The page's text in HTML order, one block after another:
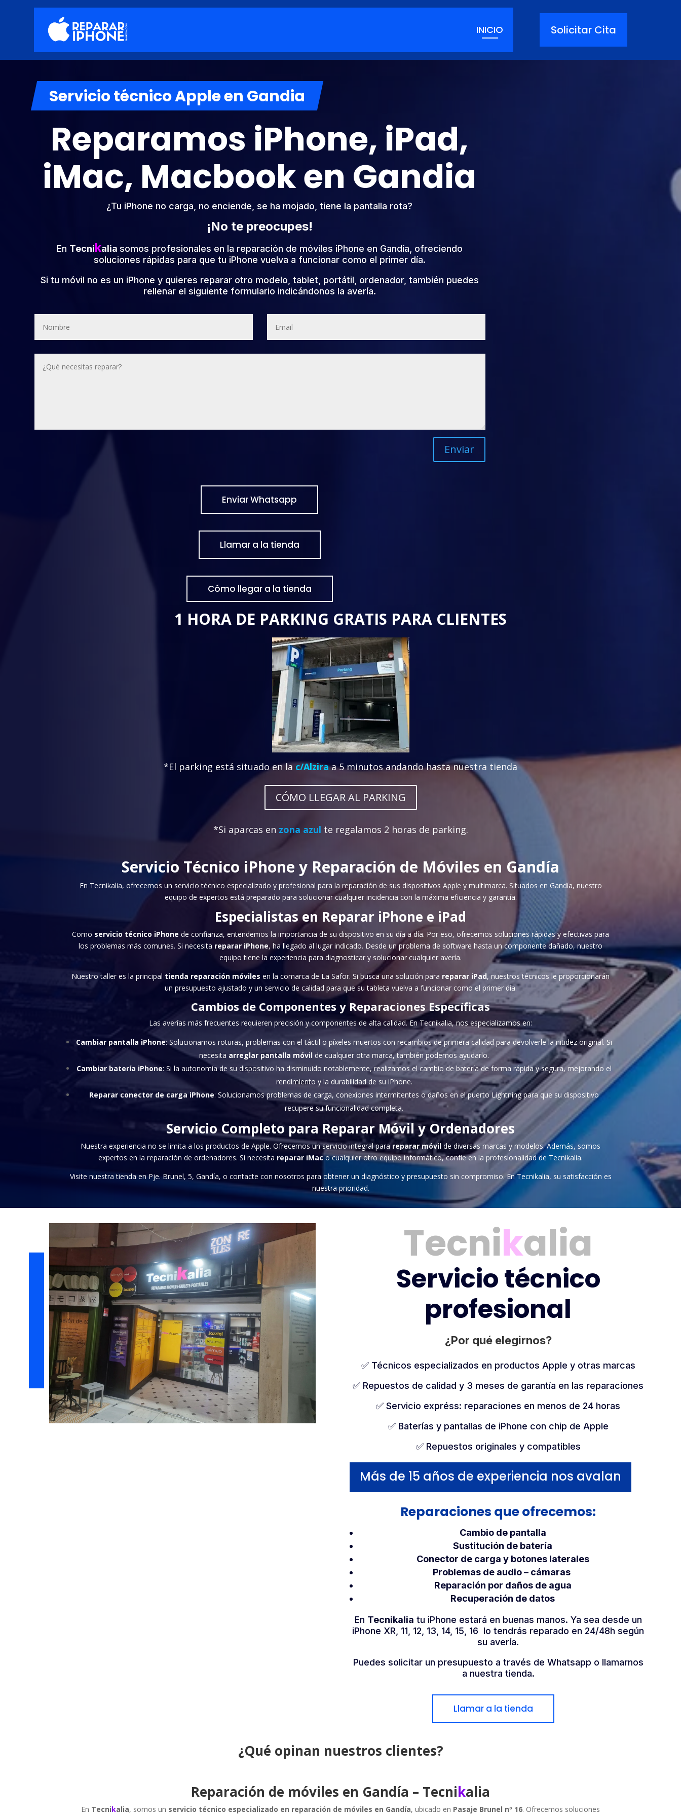
INICIO Solicitar Cita
Servicio técnico Apple en Gandia
Reparamos iPhone, iPad,
iMac, Macbooken Gandia
¿Tu iPhone no carga, no enciende, se ha mojado, tiene la pantalla rota?
¡No te preocupes!
En Tecnikalia somos profesionales en la reparación de móviles iPhone en Gandía, ofreciendo
soluciones rápidas para que tu iPhone vuelva a funcionar como el primer día.
Si tu móvil no es un iPhone y quieres reparar otro modelo, tablet, portátil, ordenador, también puedes
rellenar el siguiente formulario indicándonos la avería.
Enviar
Enviar Whatsapp
Llamar a la tienda
Cómo llegar a la tienda
1 HORA DE PARKING GRATIS PARA CLIENTES
*El parking está situado en lac/Alziraa 5 minutos andando hasta nuestra tienda
CÓMO LLEGAR AL PARKING
*Si aparcas en zona azul te regalamos 2 horas de parking.
Servicio Técnico iPhone y Reparación de Móviles en Gandía
En Tecnikalia, ofrecemos un servicio técnico especializado y profesional para la reparación de sus dispositivos Apple y multimarca. Situados en Gandía, nuestro
equipo de expertos está preparado para solucionar cualquier incidencia con la máxima eficiencia y garantía.
Especialistas en Reparar iPhone e iPad
Como servicio técnico iPhone de confianza, entendemos la importancia de su dispositivo en su día a día. Por eso, ofrecemos soluciones rápidas y efectivas para
los problemas más comunes. Si necesita reparar iPhone, ha llegado al lugar indicado. Desde un problema de software hasta un componente dañado, nuestro
equipo tiene la experiencia para diagnosticar y solucionar cualquier avería.
Nuestro taller es la principal tienda reparación móviles en la comarca de La Safor. Si busca una solución para reparar iPad, nuestros técnicos le proporcionarán
un presupuesto ajustado y un servicio de calidad para que su tableta vuelva a funcionar como el primer día.
Cambios de Componentes y Reparaciones Específicas
Las averías más frecuentes requieren precisión y componentes de alta calidad. En Tecnikalia, nos especializamos en:
Cambiar pantalla iPhone: Solucionamos roturas, problemas con el táctil o píxeles muertos con recambios de primera calidad para devolverle la nitidez original. Si
necesita arreglar pantalla móvil de cualquier otra marca, también podemos ayudarlo.
Cambiar batería iPhone: Si la autonomía de su dispositivo ha disminuido notablemente, realizamos el cambio de batería de forma rápida y segura, mejorando el
rendimiento y la durabilidad de su iPhone.
Reparar conector de carga iPhone: Solucionamos problemas de carga, conexiones intermitentes o daños en el puerto Lightning para que su dispositivo
recupere su funcionalidad completa.
Servicio Completo para Reparar Móvil y Ordenadores
Nuestra experiencia no se limita a los productos de Apple. Ofrecemos un servicio integral parareparar móvil de diversas marcas y modelos. Además, somos
expertos en la reparación de ordenadores. Si necesita reparar iMaco cualquier otro equipo informático, confíe en la profesionalidad de Tecnikalia.
Visite nuestra tienda en Pje. Brunel, 5, Gandía, o contacte con nosotros para obtener un diagnóstico y presupuesto sin compromiso. En Tecnikalia, su satisfacción es
nuestra prioridad.
Tecnikalia
Servicio técnico
profesional
¿Por qué elegirnos?
✅ Técnicos especializados en productos Apple y otras marcas
✅ Repuestos de calidad y 3 meses de garantía en las reparaciones
✅ Servicio expréss: reparaciones en menos de 24 horas
✅ Baterías y pantallas de iPhone con chip de Apple
✅ Repuestos originales y compatibles
Más de 15 años de experiencia nos avalan
Reparaciones que ofrecemos:
Cambio de pantalla
Sustitución de batería
Conector de carga y botones laterales
Problemas de audio – cámaras
Reparación por daños de agua
Recuperación de datos
En Tecnikalia tu iPhone estará en buenas manos. Ya sea desde un
iPhone XR, 11, 12, 13, 14, 15, 16 lo tendrás reparado en 24/48h según
su avería.
Puedes solicitar un presupuesto a través de Whatsapp o llamarnos
a nuestra tienda.
Llamar a la tienda
¿Qué opinan nuestros clientes?
Reparación de móviles en Gandía – Tecnikalia
En Tecnikalia, somos un servicio técnico especializado en reparación de móviles en Gandía, ubicado en Pasaje Brunel nº 16. Ofrecemos soluciones